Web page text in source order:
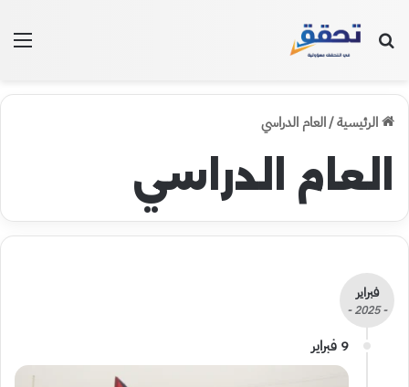
بحث عن
الرئيسية/العام الدراسي
العام الدراسي
فبراير
- 2025 -
9 فبراير